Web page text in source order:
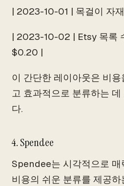
| 2023-10-01 | 목걸이 자
| 2023-10-02 | Etsy 목록
$0.20 |
이 간단한 레이아웃은 비
고 효과적으로 분류하는
다.
4. Spendee
Spendee는 시각적으로
비용의 쉬운 분류를 제공